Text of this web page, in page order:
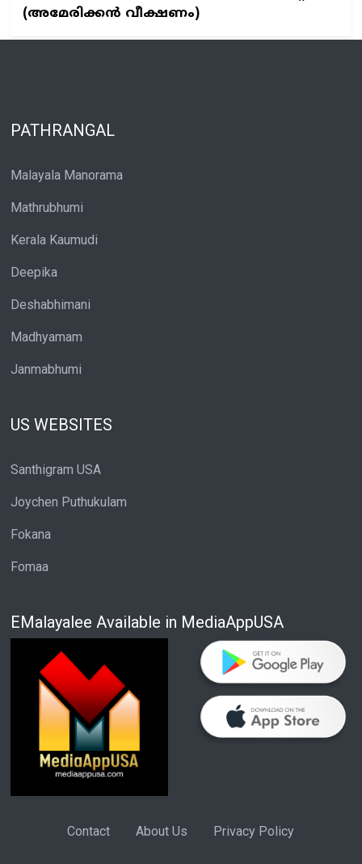
(അമേരിക്കൻ വീക്ഷണം)
PATHRANGAL
Malayala Manorama
Mathrubhumi
Kerala Kaumudi
Deepika
Deshabhimani
Madhyamam
Janmabhumi
US WEBSITES
Santhigram USA
Joychen Puthukulam
Fokana
Fomaa
EMalayalee Available in MediaAppUSA
Contact About Us Privacy Policy